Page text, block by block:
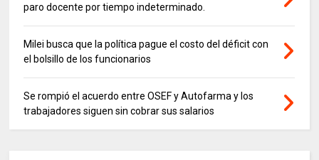
paro docente por tiempo indeterminado.
Milei busca que la política pague el costo del déficit con
el bolsillo de los funcionarios
Se rompió el acuerdo entre OSEF y Autofarma y los
trabajadores siguen sin cobrar sus salarios